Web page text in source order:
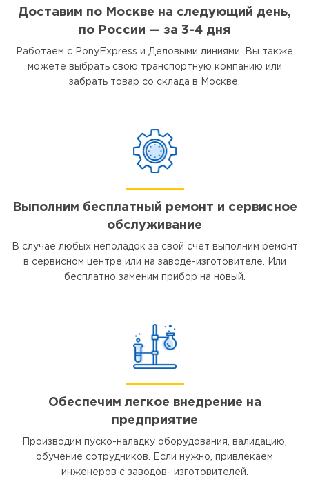
Доставим по Москве на следующий день,
по России — за 3-4 дня
Работаем с PonyExpress и Деловыми линиями. Вы также
можете выбрать свою транспортную компанию или
забрать товар со склада в Москве.
Выполним бесплатный ремонт и сервисное
обслуживание
В случае любых неполадок за свой счет выполним ремонт
в сервисном центре или на заводе-изготовителе. Или
бесплатно заменим прибор на новый.
Обеспечим легкое внедрение на
предприятие
Производим пуско-наладку оборудования, валидацию,
обучение сотрудников. Если нужно, привлекаем
инженеров с заводов- изготовителей.